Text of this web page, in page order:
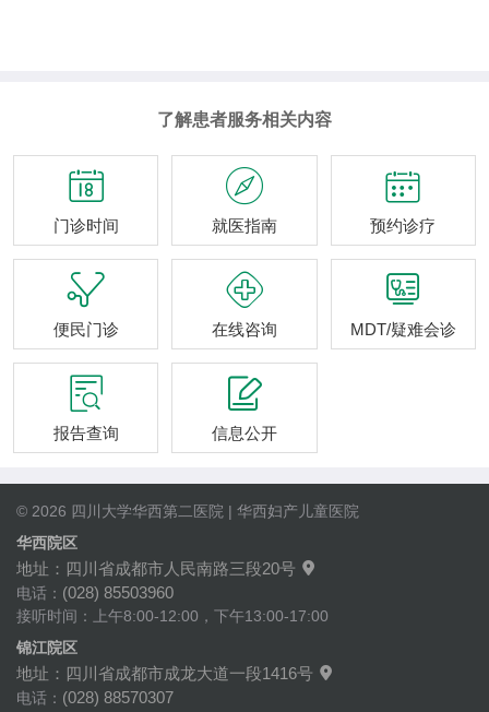
了解患者服务相关内容

门诊时间

就医指南

预约诊疗

便民门诊

在线咨询

MDT/疑难会诊

报告查询

信息公开
© 2026 四川大学华西第二医院 | 华西妇产儿童医院
华西院区
地址：四川省成都市人民南路三段20号 
电话： (028) 85503960
接听时间：上午8:00-12:00，下午13:00-17:00
锦江院区
地址：四川省成都市成龙大道一段1416号 
电话： (028) 88570307